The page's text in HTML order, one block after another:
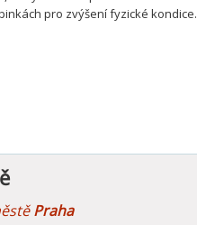
pro zvýšení fyzické kondice.
Praha